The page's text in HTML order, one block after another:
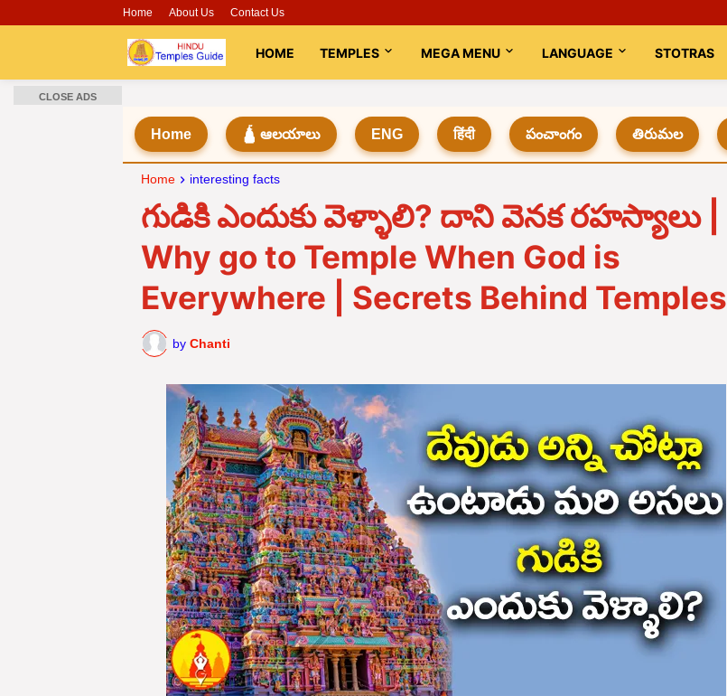
Home About Us Contact Us
HOME TEMPLES MEGA MENU LANGUAGE STOTRAS
Home 🛕 ఆలయాలు ENG हिंदी పంచాంగం తిరుమల
Home interesting facts
గుడికి ఎందుకు వెళ్ళాలి? దాని వెనక రహస్యాలు |
Why go to Temple When God is
Everywhere | Secrets Behind Temples
by Chanti
CLOSE ADS